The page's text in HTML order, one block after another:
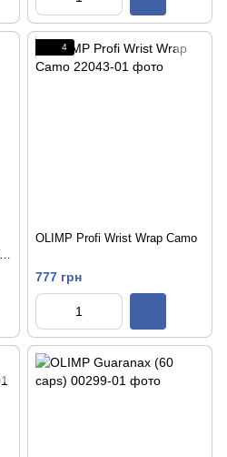
4
OLIMP Profi Wrist Wrap Camo
777 грн